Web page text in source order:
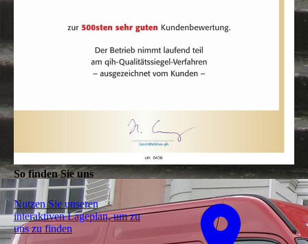
So finden Sie uns
Nutzen Sie unseren
interaktiven La­ge­plan, um zu
uns zu finden